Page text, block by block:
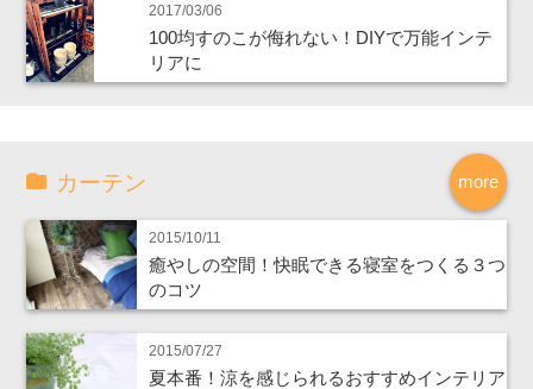
2017/03/06
100均すのこが侮れない！DIYで万能インテ
リアに
more
カーテン
2015/10/11
癒やしの空間！快眠できる寝室をつくる３つ
のコツ
2015/07/27
夏本番！涼を感じられるおすすめインテリア